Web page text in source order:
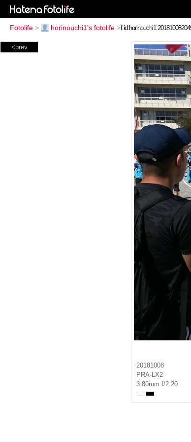
Fotolife > horinouchi1's fotolife >
<prev
20181008
PRA-LX2
3.80mm f/2.20